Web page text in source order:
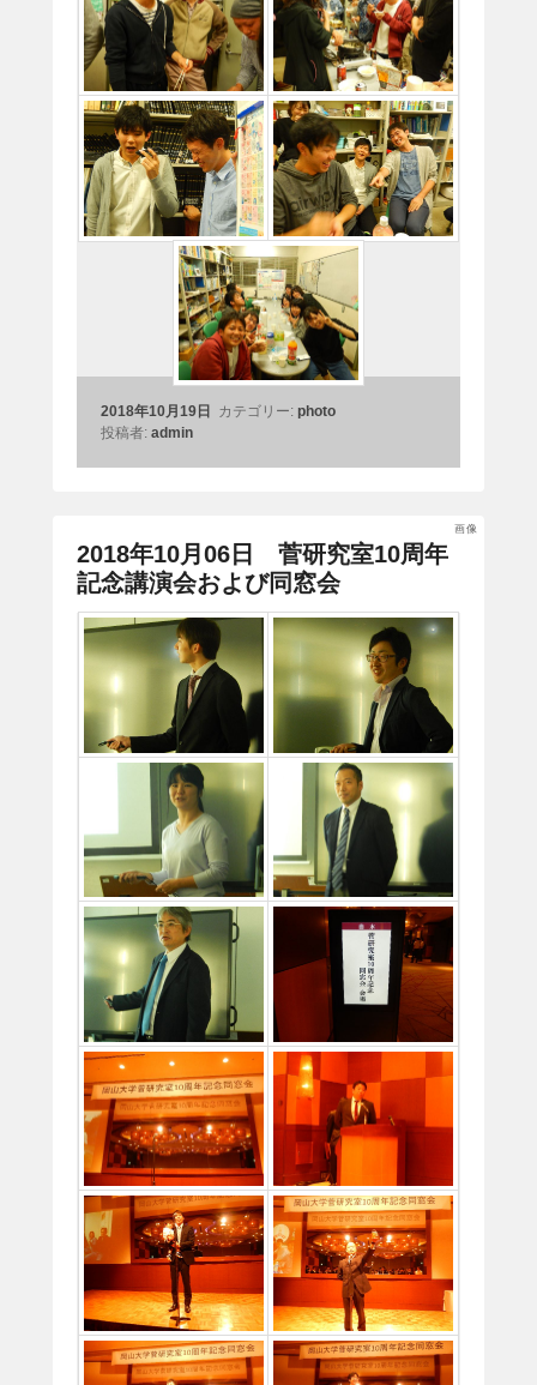
2018年10月19日
投稿者: admin
カテゴリー: photo
2018年10月06日 菅研究室10周年
記念講演会および同窓会
画像